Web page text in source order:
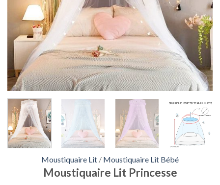
Moustiquaire Lit / Moustiquaire Lit Bébé
Moustiquaire Lit Princesse